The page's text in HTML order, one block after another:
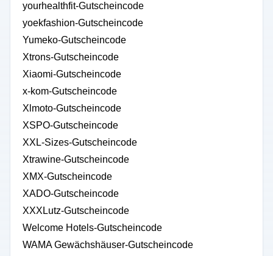
yourhealthfit-Gutscheincode
yoekfashion-Gutscheincode
Yumeko-Gutscheincode
Xtrons-Gutscheincode
Xiaomi-Gutscheincode
x-kom-Gutscheincode
Xlmoto-Gutscheincode
XSPO-Gutscheincode
XXL-Sizes-Gutscheincode
Xtrawine-Gutscheincode
XMX-Gutscheincode
XADO-Gutscheincode
XXXLutz-Gutscheincode
Welcome Hotels-Gutscheincode
WAMA Gewächshäuser-Gutscheincode